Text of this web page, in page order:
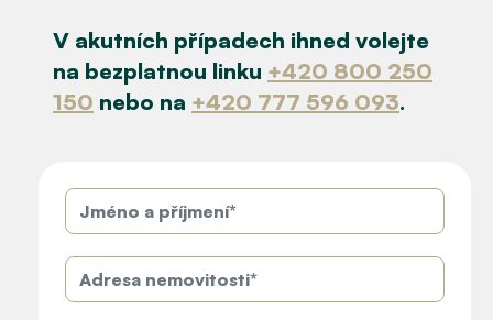
V akutních případech ihned volejte
na bezplatnou linku +420 800 250
150 nebo na +420 777 596 093.